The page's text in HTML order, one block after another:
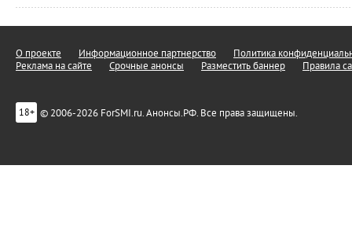
О проекте Информационное партнерство
Политика
Реклама на сайте
Срочные анонсы Разместить баннер Правила
18+ © 2006-2026 ForSMI.ru. Анонсы.РФ. Все права защищены.